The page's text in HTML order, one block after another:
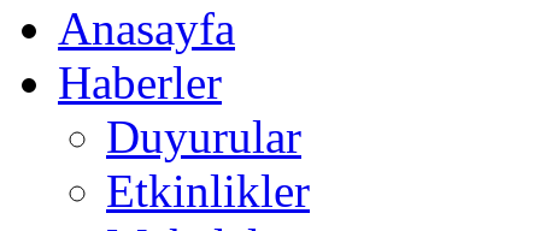
Anasayfa
Haberler
Duyurular
Etkinlikler